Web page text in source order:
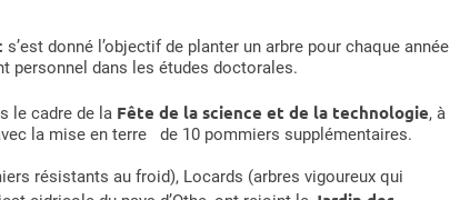
s’est donné l’objectif de planter un arbre pour chaque année
personnel dans les études doctorales.
le cadre de la Fête de la science et de la technologie, à
la mise en terre de 10 pommiers supplémentaires.
résistants au froid), Locards (arbres vigoureux qui